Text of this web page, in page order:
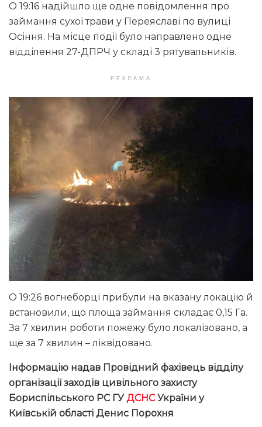
О 19:16 надійшло ще одне повідомлення про
займання сухої трави у Переяславі по вулиці
Осіння. На місце події було направлено одне
відділення 27-ДПРЧ у складі 3 рятувальників.
РЕКЛАМА
О 19:26 вогнеборці прибули на вказану локацію й
встановили, що площа займання складає 0,15 Га.
За 7 хвилин роботи пожежу було локалізовано, а
ще за 7 хвилин – ліквідовано.
Інформацію надав Провідний фахівець відділу
організації заходів цивільного захисту
Бориспільського РС ГУДСНСУкраїни у
Київській області Денис Порохня